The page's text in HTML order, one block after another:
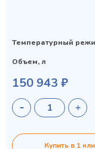
Температурный
Объем, л
150 943 ₽
Купить в 1